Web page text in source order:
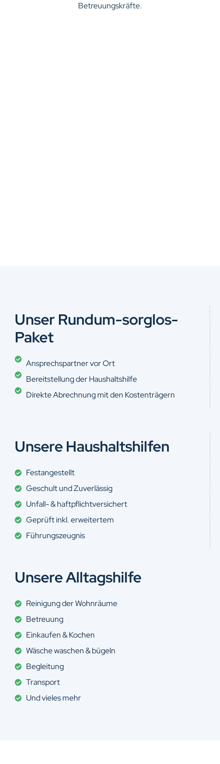
Betreuungskräfte.
Unser Rundum-sorglos-
Paket
Ansprechspartner vor Ort
Bereitstellung der Haushaltshilfe
Direkte Abrechnung mit den Kostenträgern
Unsere Haushaltshilfen
Festangestellt
Geschult und Zuverlässig
Unfall- & haftpflichtversichert
Geprüft inkl. erweitertem
Führungszeugnis
Unsere Alltagshilfe
Reinigung der Wohnräume
Betreuung
Einkaufen & Kochen
Wäsche waschen & bügeln
Begleitung
Transport
Und vieles mehr